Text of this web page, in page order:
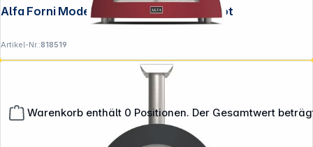
Warenkorb enthält 0 Positionen. Der Gesamtwert
Alfa Forni Moderno 3 Pizze Holz Antik Rot
Artikel-Nr.:818519